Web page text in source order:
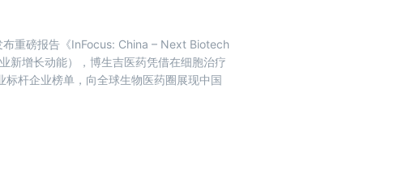
重磅报告《InFocus: China – Next Biotech
新增长动能），博生吉医药凭借在细胞治疗
杆企业榜单，向全球生物医药圈展现中国